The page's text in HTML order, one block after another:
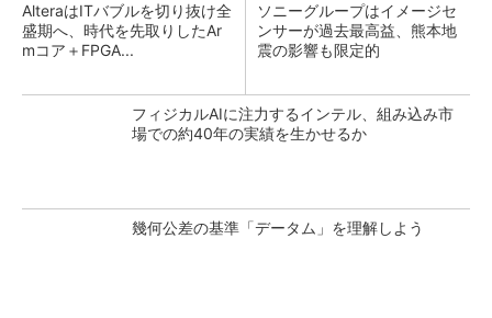
AlteraはITバブルを切り抜け全
盛期へ、時代を先取りしたAr
mコア＋FPGA...
ソニーグループはイメージセ
ンサーが過去最高益、熊本地
震の影響も限定的
フィジカルAIに注力するインテル、組み込み市
場での約40年の実績を生かせるか
幾何公差の基準「データム」を理解しよう